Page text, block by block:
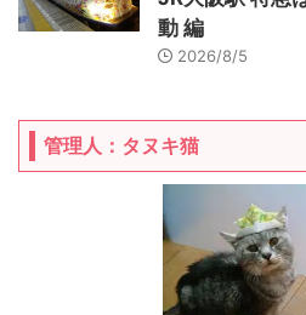
動 編
2026/8/5
管理人：タヌキ猫